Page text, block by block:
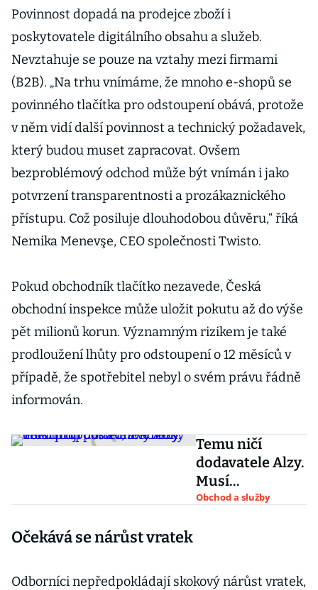
Povinnost dopadá na prodejce zboží i
poskytovatele digitálního obsahu a služeb.
Nevztahuje se pouze na vztahy mezi firmami
(B2B). „Na trhu vnímáme, že mnoho e-shopů se
povinného tlačítka pro odstoupení obává, protože
v něm vidí další povinnost a technický požadavek,
který budou muset zapracovat. Ovšem
bezproblémový odchod může být vnímán i jako
potvrzení transparentnosti a prozákaznického
přístupu. Což posiluje dlouhodobou důvěru,“ říká
Nemika Menevşe, CEO společnosti Twisto.
Pokud obchodník tlačítko nezavede, Česká
obchodní inspekce může uložit pokutu až do výše
pět milionů korun. Významným rizikem je také
prodloužení lhůty pro odstoupení o 12 měsíců v
případě, že spotřebitel nebyl o svém právu řádně
informován.
Temu ničí
dodavatele Alzy.
Musí
propouštět,
výrobky
Obchod a služby
Očekává se nárůst vratek
Odborníci nepředpokládají skokový nárůst vratek,